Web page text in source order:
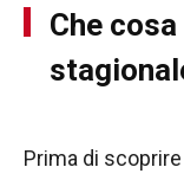
Che
Prima di